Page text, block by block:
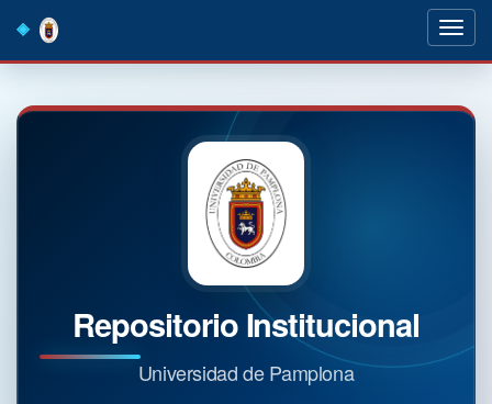
navigation
Repositorio Institucional
Universidad de Pamplona